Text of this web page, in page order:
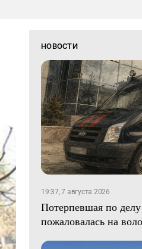
НОВОСТИ
19:37, 7 августа 2026
Потерпевшая по
пожаловалась на